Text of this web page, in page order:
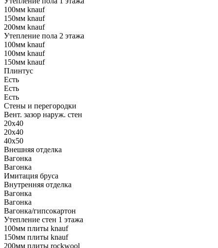
100мм knauf
150мм knauf
200мм knauf
Утепление пола 2 этажа
100мм knauf
100мм knauf
150мм knauf
Плинтус
Есть
Есть
Есть
Стены и перегородки
Вент. зазор наруж. стен
20х40
20х40
40х50
Внешняя отделка
Вагонка
Вагонка
Имитация бруса
Внутренняя отделка
Вагонка
Вагонка
Вагонка/гипсокартон
Утепление стен 1 этажа
100мм плиты knauf
150мм плиты knauf
200мм плиты rockwool